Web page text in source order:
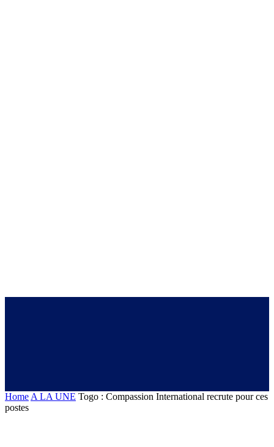
Home A LA UNE Togo : Compassion International recrute pour ces
postes